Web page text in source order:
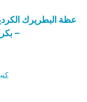
عظة البطريرك
– بكركي،